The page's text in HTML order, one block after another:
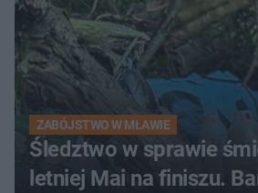
ZABÓJSTWO W MŁAWIE
Śledztwo w sprawie
letniej Mai na finiszu.